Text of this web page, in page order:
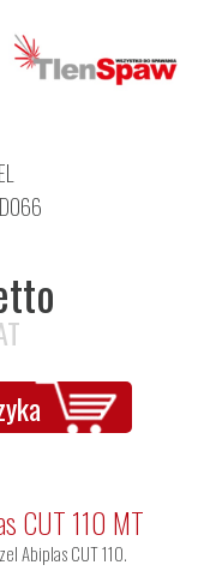
CUT 110 MT
Abiplas CUT 110.